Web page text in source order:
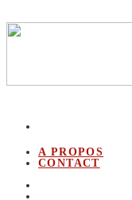
A PROPOS
CONTACT